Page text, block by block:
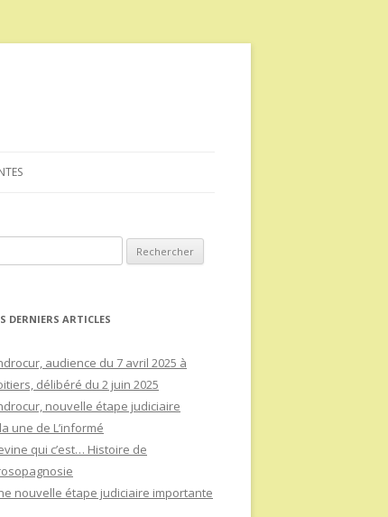
DERNIERS ARTICLES
audience du 7 avril 2025 à
délibéré du 2 juin 2025
nouvelle étape judiciaire
une de L’informé
qui c’est… Histoire de
nouvelle étape judiciaire importante